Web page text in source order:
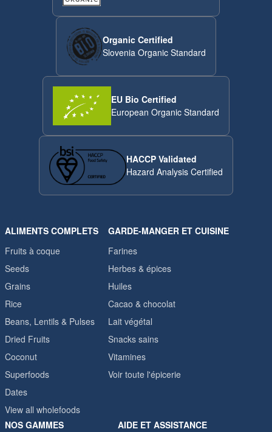
Organic Certified
Slovenia Organic Standard
EU Bio Certified
European Organic Standard
HACCP Validated
Hazard Analysis Certified
ALIMENTS COMPLETS
Fruits à coque
Seeds
Grains
Rice
Beans, Lentils & Pulses
Dried Fruits
Coconut
Superfoods
Dates
View all wholefoods
GARDE-MANGER ET CUISINE
Farines
Herbes & épices
Huiles
Cacao & chocolat
Lait végétal
Snacks sains
Vitamines
Voir toute l'épicerie
NOS GAMMES
AIDE ET ASSISTANCE